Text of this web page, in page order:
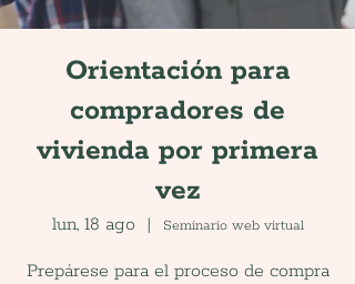
Orientación para
compradores de
vivienda por primera
vez
lun, 18 ago
  |
Seminario web virtual
Prepárese para el proceso de compra